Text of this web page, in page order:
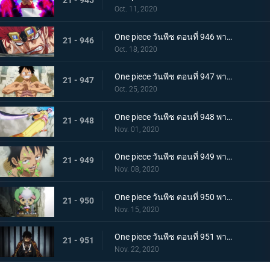
Oct. 11, 2020
21 - 946 One piece วันพีช ตอนที่ 946 พากย์ไทย หยุดยั้งสี่จักรพรรดิ! แผนการลับของควีน
Oct. 18, 2020
21 - 947 One piece วันพีช ตอนที่ 947 พากย์ไทย อาวุธทรงอานุภาพ! กระสุนโรคระบาดที่เล็งไปที่ลูฟี่
Oct. 25, 2020
21 - 948 One piece วันพีช ตอนที่ 948 พากย์ไทย เปิดฉากโต้กลับ! ลูฟี่และเหล่าซามูไรฝักดาบแดง!
Nov. 01, 2020
21 - 949 One piece วันพีช ตอนที่ 949 พากย์ไทย มาเพื่อชนะ! เสียงร้องที่สิ้นหวังของลูฟี่
Nov. 08, 2020
21 - 950 One piece วันพีช ตอนที่ 950 พากย์ไทย ความฝันของเหล่าทหาร! ลูฟี่ยึดครองอุด้ง!
Nov. 15, 2020
21 - 951 One piece วันพีช ตอนที่ 951 พากย์ไทย การไล่ล่าของโอโรจิ! หน่วยรบนินจา vs โซโล
Nov. 22, 2020